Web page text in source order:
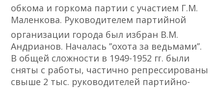
обкома и горкома партии с участием Г.М.
Маленкова. Руководителем партийной
организации города был избран В.М.
Андрианов. Началась ʼʼохота за ведьмамиʼʼ.
В общей сложности в 1949-1952 гᴦ. были
сняты с работы, частично репрессированы
свыше 2 тыс. руководителей партийно-